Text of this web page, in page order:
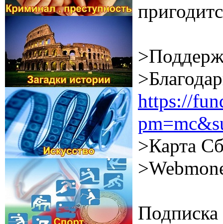
https://
>Карта
Подписка